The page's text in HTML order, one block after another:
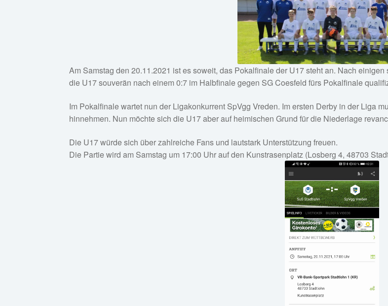
Am Samstag den 20.11.2021 ist es soweit, das Pokalfinale der U17 steht an. Nach einigen
die U17 souverän nach einem 0:7 im Halbfinale gegen SG Coesfeld fürs Pokalfinale
Im Pokalfinale wartet nun der Ligakonkurrent SpVgg Vreden. Im ersten Derby in der Liga
hinnehmen. Nun möchte sich die U17 aber auf heimischen Grund für die Niederlage
Die U17 würde sich über zahlreiche Fans und lautstark Unterstützung freuen.
Die Partie wird am Samstag um 17:00 Uhr auf den Kunstrasenplatz (Losberg 4, 48703